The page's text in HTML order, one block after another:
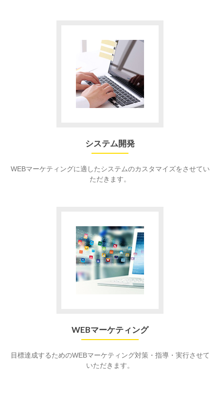
システム開発
WEBマーケティングに適したシステムのカスタマイズをさせてい
ただきます。
WEBマーケティング
目標達成するためのWEBマーケティング対策・指導・実行させて
いただきます。